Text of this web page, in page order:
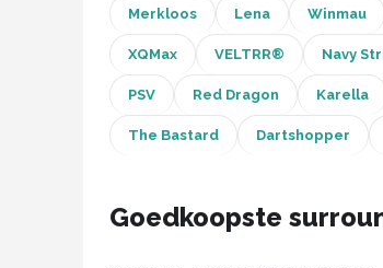
Dartshop
POPULAIRE MERKEN
Merkloos Lena Winmau
XQMax VELTRR® Navy
PSV Red Dragon Karella
The Bastard Dartshopper
Goedkoopste